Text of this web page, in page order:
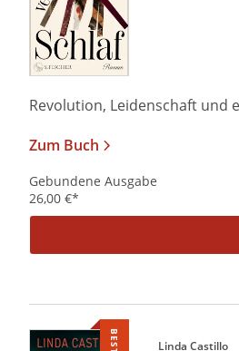
Revolution, Leidenschaft und
Zum Buch
Gebundene Ausgabe
26,00 €*
Linda Castillo